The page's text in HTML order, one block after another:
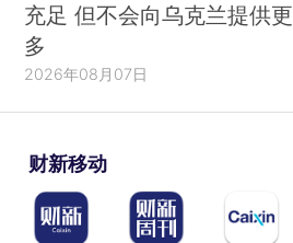
充足 但不会向乌克兰提供更
多
2026年08月07日
财新移动